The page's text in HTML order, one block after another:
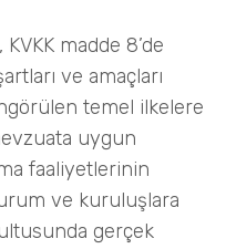
madde 8’de
ve amaçları
temel ilkelere
uygun
faaliyetlerinin
ve kuruluşlara
gerçek